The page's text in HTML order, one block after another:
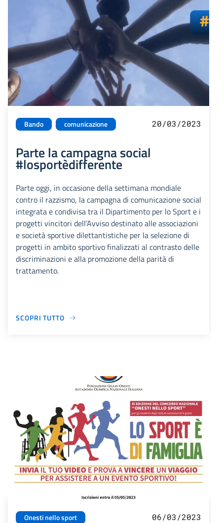
Bando comunicazione 20/03/2023
Parte la campagna social
#losportèdifferente
Parte oggi, in occasione della settimana mondiale
contro il razzismo, la campagna di comunicazione social
integrata e condivisa tra il Dipartimento per lo Sport e i
progetti vincitori dell’Avviso destinato alle associazioni
e società sportive dilettantistiche per la selezione di
progetti in ambito sportivo finalizzati al contrasto delle
discriminazioni e alla promozione della parità di
trattamento.
SCOPRI TUTTO
Onesti nello sport 06/03/2023